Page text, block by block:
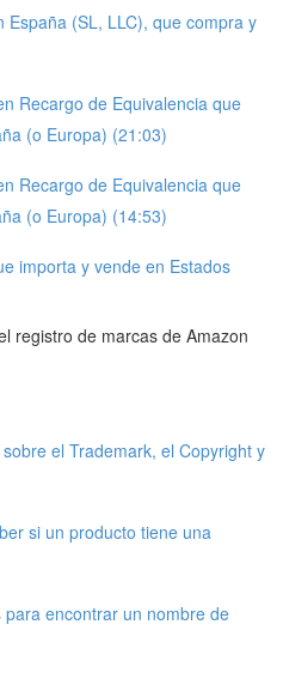
España (SL, LLC), que compra y
Recargo de Equivalencia que
(o Europa) (21:03)
Recargo de Equivalencia que
(o Europa) (14:53)
importa y vende en Estados
registro de marcas de Amazon
el Trademark, el Copyright y
si un producto tiene una
para encontrar un nombre de